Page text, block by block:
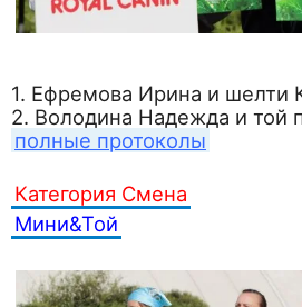
1. Ефремова Ирина и шелти
2. Володина Надежда и той
полные протоколы
Категория Смена
Мини&Той